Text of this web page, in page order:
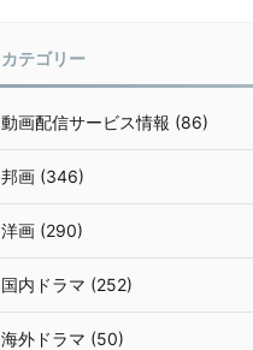
カテゴリー
動画配信サービス情報 (86)
邦画 (346)
洋画 (290)
国内ドラマ (252)
海外ドラマ (50)